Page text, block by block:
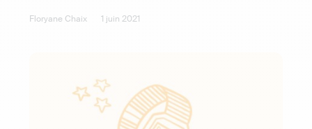
Floryane Chaix 1 juin 2021